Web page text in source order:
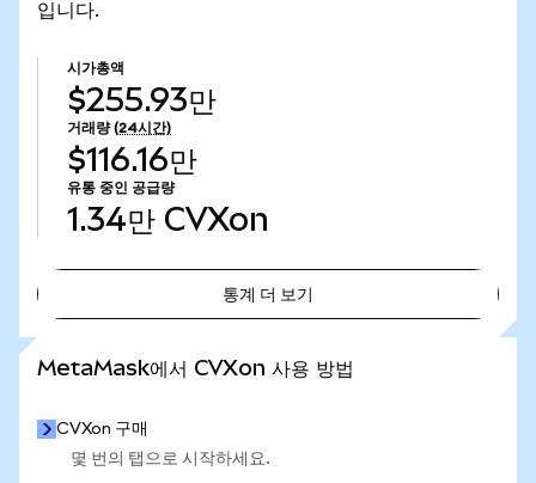
입니다.
시가총액
$255.93만
거래량 (24시간)
$116.16만
유통 중인 공급량
1.34만 CVXon
통계 더 보기
MetaMask에서 CVXon 사용 방법
CVXon 구매
몇 번의 탭으로 시작하세요.